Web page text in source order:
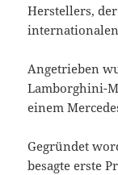
Herstellers,
Angetrieben
Lamborghini-
einem
Gegründet
besagte erste